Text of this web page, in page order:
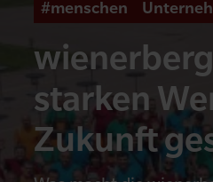
#menschen
starken
Zukunft